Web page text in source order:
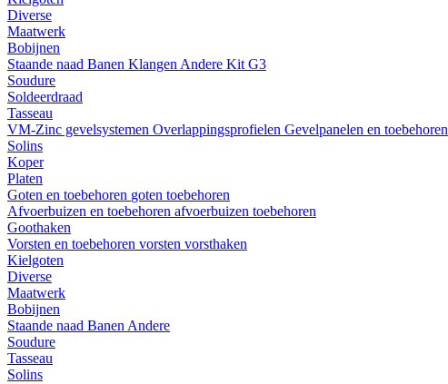
Diverse
Maatwerk
Bobijnen
Staande naad Banen Klangen Andere Kit G3
Soudure
Soldeerdraad
Tasseau
VM-Zinc gevelsystemen Overlappingsprofielen Gevelpanelen en toebehoren
Solins
Koper
Platen
Goten en toebehoren goten toebehoren
Afvoerbuizen en toebehoren afvoerbuizen toebehoren
Goothaken
Vorsten en toebehoren vorsten vorsthaken
Kielgoten
Diverse
Maatwerk
Bobijnen
Staande naad Banen Andere
Soudure
Tasseau
Solins